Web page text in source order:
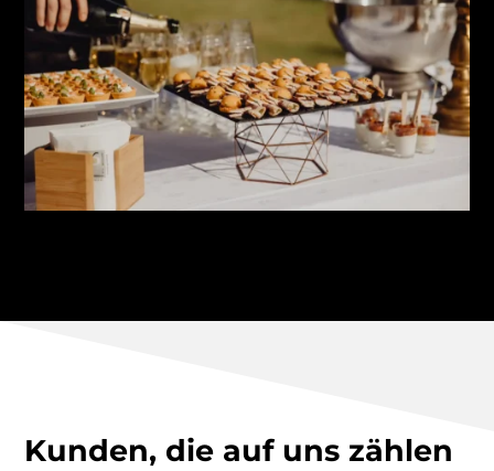
Kunden, die auf uns zählen